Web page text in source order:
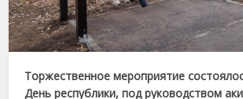
Торжественное мероприятие
День республики, под руководством